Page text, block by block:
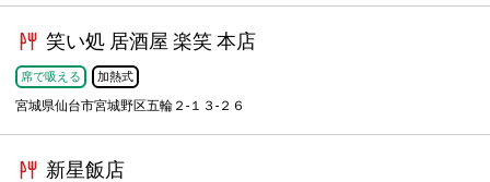
笑い処 居酒屋 楽笑 本店
席で吸える 加熱式
宮城県仙台市宮城野区五輪２-１３-２６
新星飯店